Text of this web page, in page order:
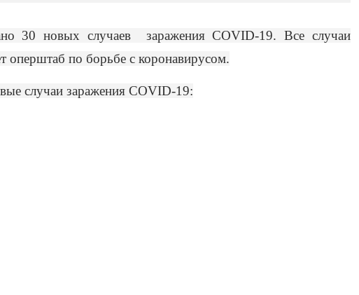
30 новых случаев заражения COVID-19. Все случаи
оперштаб по борьбе с коронавирусом.
случаи заражения COVID-19: